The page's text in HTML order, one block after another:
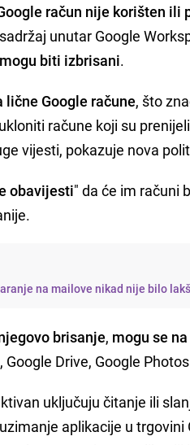
račun nije korišten
unutar Google
mogu biti izbrisani.
lične Google račune, što
račune koji su
vijesti, pokazuje nova
obavijesti" da će im računi
na mailove nikad nije bilo
brisanje, mogu se
Drive, Google
uključuju čitanje ili
aplikacije u trgovini